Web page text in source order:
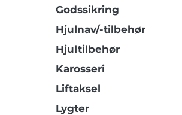
Godssikring
Hjulnav/-tilbehør
Hjultilbehør
Karosseri
Liftaksel
Lygter